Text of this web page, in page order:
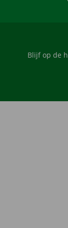
Blijf op de